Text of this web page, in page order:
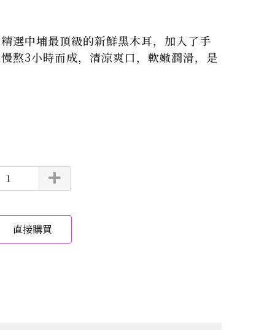
選中埔最頂級的新鮮黑木耳，加入了手
熬3小時而成，清涼爽口，軟嫩潤滑，是
直接購買